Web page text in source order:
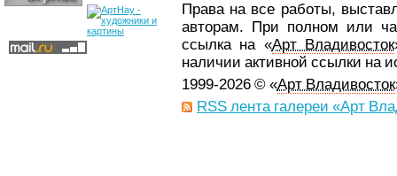
Права на все работы,
авторам. При полном или
ссылка на «Арт Владивосток
наличии активной ссылки на
1999-2026 © «Арт Владивосток
RSS лента галереи «Арт